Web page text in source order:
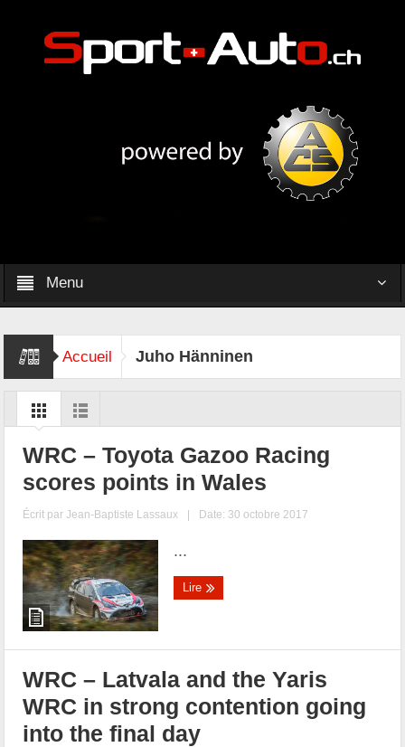
Menu
Accueil Juho Hänninen
WRC – Toyota Gazoo Racing
scores points in Wales
Écrit parJean-Baptiste Lassaux | Date: 30 octobre 2017
...
Lire
WRC – Latvala and the Yaris
WRC in strong contention going
into the final day